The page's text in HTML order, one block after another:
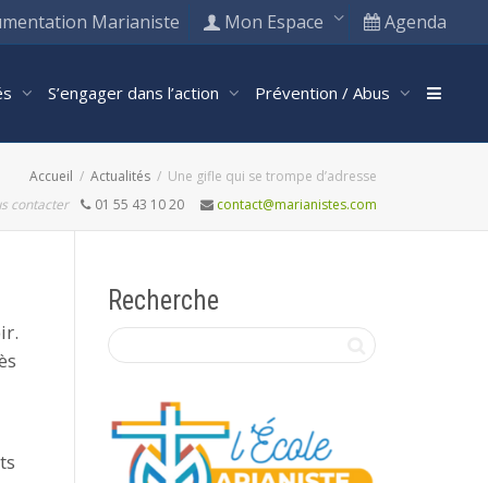
Marianiste Mon Espace Agenda
S’engager dans l’action Prévention / Abus
Accueil Actualités
Une gifle qui se trompe d’adresse
contacter
01 55 43 10 20 contact@marianistes.com
Recherche